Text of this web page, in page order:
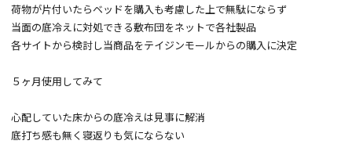
荷物が片付いたらベッドを購入も考慮した上で無駄にならず
当面の底冷えに対処できる敷布団をネットで各社製品
各サイトから検討し当商品をテイジンモールからの購入に決定
５ヶ月使用してみて
心配していた床からの底冷えは見事に解消
底打ち感も無く寝返りも気にならない